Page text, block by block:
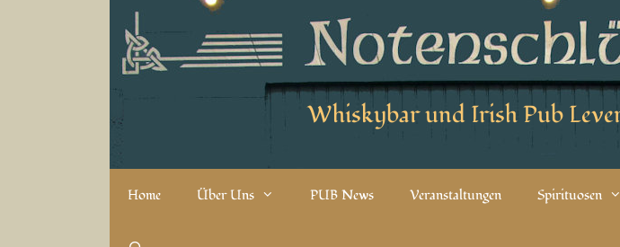
Whiskybar und Irish Pub
Home Über Uns PUB News Veranstaltungen Spirituosen